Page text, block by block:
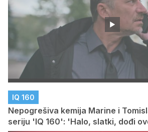
IQ 160
Nepogrešiva kemija Marine i
seriju 'IQ 160': 'Halo, slatki, dođi